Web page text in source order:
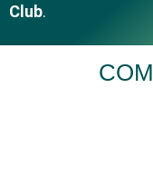
Club.